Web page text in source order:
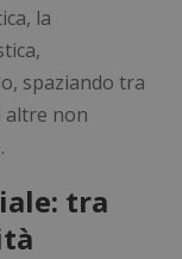
la
spaziando tra
altre non
tra